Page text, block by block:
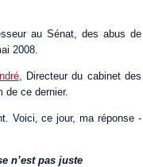
au Sénat, des abus de
2008.
, Directeur du cabinet des
de ce dernier.
Voici, ce jour, ma réponse -
n’est pas juste